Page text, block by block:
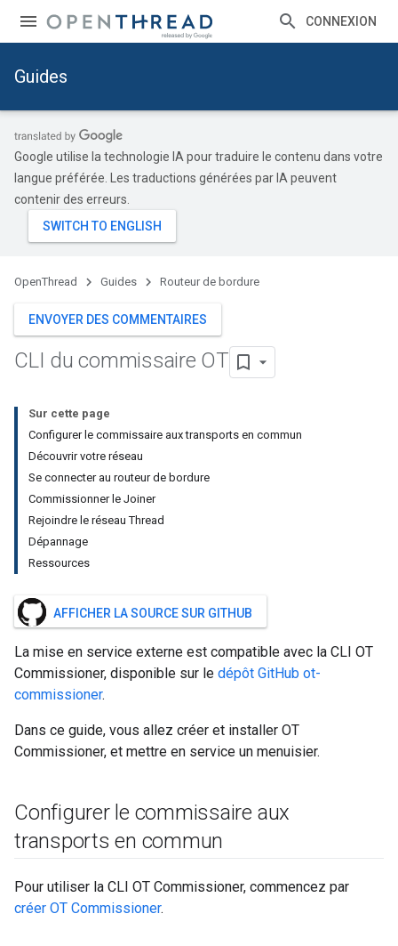
CONNEXION
Guides
Google utilise la technologie IA pour traduire le contenu dans votre
langue préférée. Les traductions générées par IA peuvent
contenir des erreurs.
OpenThread Guides Routeur de bordure
ENVOYER DES COMMENTAIRES
CLI du commissaire OT
Sur cette page
Configurer le commissaire aux transports en commun
Découvrir votre réseau
Se connecter au routeur de bordure
Commissionner le Joiner
Rejoindre le réseau Thread
Dépannage
Ressources
AFFICHER LA SOURCE SUR GITHUB
La mise en service externe est compatible avec la CLI OT
Commissioner, disponible sur le dépôt GitHub ot-
commissioner.
Dans ce guide, vous allez créer et installer OT
Commissioner, et mettre en service un menuisier.
Configurer le commissaire aux
transports en commun
Pour utiliser la CLI OT Commissioner, commencez par
créer OT Commissioner.